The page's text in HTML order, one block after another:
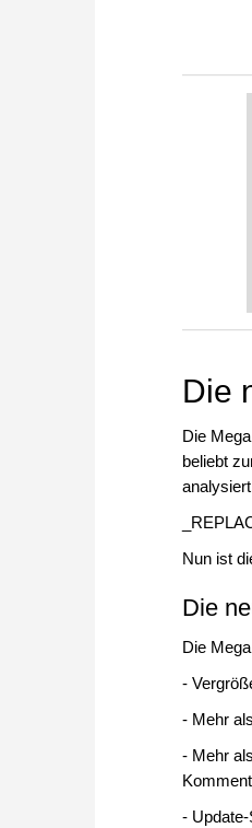
Die
Die
beliebt
Nun ist
Die
Die
-
- Mehr
- Mehr
-